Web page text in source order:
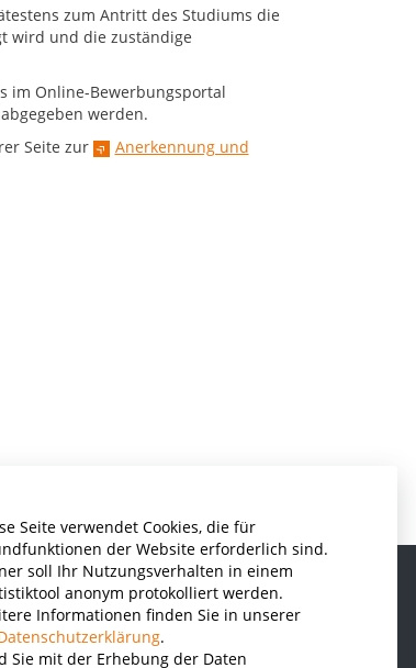
Seite verwendet Cookies, die für
der Website erforderlich sind.
soll Ihr Nutzungsverhalten in einem
anonym protokolliert werden.
Informationen finden Sie in unserer
.
Sie mit der Erhebung der Daten
zum Antritt des Studiums die
wird und die zuständige
im Online-Bewerbungsportal
werden.
Seite zur
Anerkennung und
Informatik und Wirtschaftsinformatik
Kunststofftechnik und Vermessung